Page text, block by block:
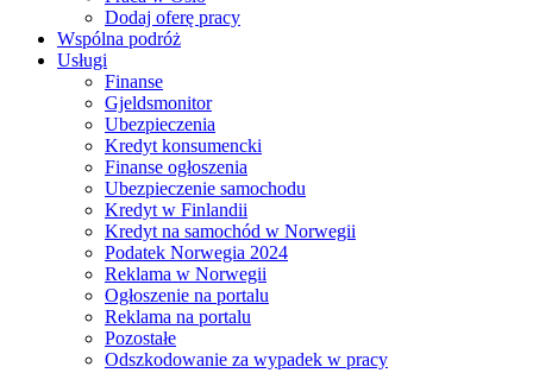
Dodaj oferę pracy
Wspólna podróż
Usługi
Finanse
Gjeldsmonitor
Ubezpieczenia
Kredyt konsumencki
Finanse ogłoszenia
Ubezpieczenie samochodu
Kredyt w Finlandii
Kredyt na samochód w Norwegii
Podatek Norwegia 2024
Reklama w Norwegii
Ogłoszenie na portalu
Reklama na portalu
Pozostałe
Odszkodowanie za wypadek w pracy